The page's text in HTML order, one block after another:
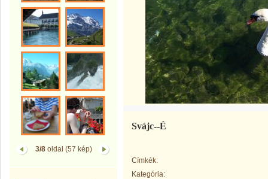
3/8oldal (57 kép)
Svájc--É
Címkék:
Kategória: